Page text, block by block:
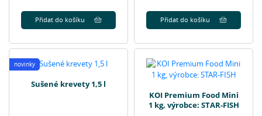
Přidat do košíku Přidat do košíku
novinky
Sušené krevety 1,5 l
KOI Premium Food Mini
1 kg, výrobce: STAR-FISH